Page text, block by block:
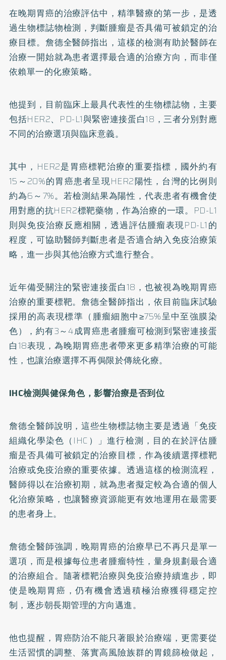
在晚期胃癌的治療評估中，精準醫療的第一步，是透
過生物標誌物檢測，判斷腫瘤是否具備可被鎖定的治
療目標。詹德全醫師指出，這樣的檢測有助於醫師在
治療一開始就為患者選擇最合適的治療方向，而非僅
依賴單一的化療策略。
他提到，目前臨床上最具代表性的生物標誌物，主要
包括HER2、PD-L1與緊密連接蛋白18，三者分別對應
不同的治療選項與臨床意義。
其中，HER2是胃癌標靶治療的重要指標，國外約有
15～20%的胃癌患者呈現HER2陽性，台灣的比例則
約為6～7%。若檢測結果為陽性，代表患者有機會使
用對應的抗HER2標靶藥物，作為治療的一環。PD-L1
則與免疫治療反應相關，透過評估腫瘤表現PD-L1的
程度，可協助醫師判斷患者是否適合納入免疫治療策
略，進一步與其他治療方式進行整合。
近年備受關注的緊密連接蛋白18，也被視為晚期胃癌
治療的重要標靶。詹德全醫師指出，依目前臨床試驗
採用的高表現標準（腫瘤細胞中≥75%呈中至強膜染
色），約有3～4成胃癌患者腫瘤可檢測到緊密連接蛋
白18表現，為晚期胃癌患者帶來更多精準治療的可能
性，也讓治療選擇不再侷限於傳統化療。
IHC檢測與健保角色，影響治療是否到位
詹德全醫師說明，這些生物標誌物主要是透過「免疫
組織化學染色（IHC）」進行檢測，目的在於評估腫
瘤是否具備可被鎖定的治療目標，作為後續選擇標靶
治療或免疫治療的重要依據。透過這樣的檢測流程，
醫師得以在治療初期，就為患者擬定較為合適的個人
化治療策略，也讓醫療資源能更有效地運用在最需要
的患者身上。
詹德全醫師強調，晚期胃癌的治療早已不再只是單一
選項，而是根據每位患者腫瘤特性，量身規劃最合適
的治療組合。隨著標靶治療與免疫治療持續進步，即
使是晚期胃癌，仍有機會透過積極治療獲得穩定控
制，逐步朝長期管理的方向邁進。
他也提醒，胃癌防治不能只著眼於治療端，更需要從
生活習慣的調整、落實高風險族群的胃鏡篩檢做起，